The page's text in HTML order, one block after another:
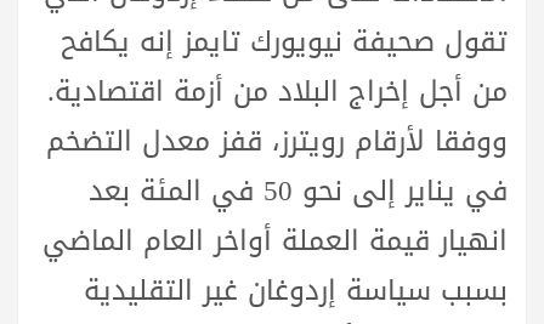
تقول صحيفة نيويورك تايمز إنه يكافح
من أجل إخراج البلاد من أزمة اقتصادية.
ووفقا لأرقام رويترز، قفز معدل التضخم
في يناير إلى نحو 50 في المئة بعد
انهيار قيمة العملة أواخر العام الماضي
بسبب سياسة إردوغان غير التقليدية